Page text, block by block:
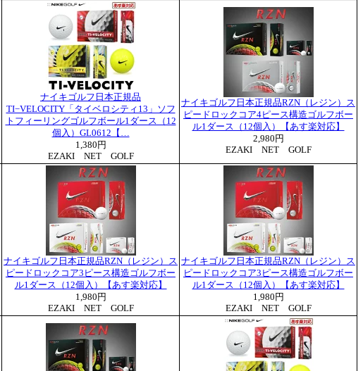
ナイキゴルフ日本正規品
TI−VELOCITY「タイベロシティ13」ソフ
トフィーリングゴルフボール1ダース（12
個入）GL0612【…
1,380円
EZAKI NET GOLF
ナイキゴルフ日本正規品RZN（レジン）ス
ピードロックコア4ピース構造ゴルフボー
ル1ダース（12個入）【あす楽対応】
2,980円
EZAKI NET GOLF
ナイキゴルフ日本正規品RZN（レジン）ス
ピードロックコア3ピース構造ゴルフボー
ル1ダース（12個入）【あす楽対応】
1,980円
EZAKI NET GOLF
ナイキゴルフ日本正規品RZN（レジン）ス
ピードロックコア3ピース構造ゴルフボー
ル1ダース（12個入）【あす楽対応】
1,980円
EZAKI NET GOLF